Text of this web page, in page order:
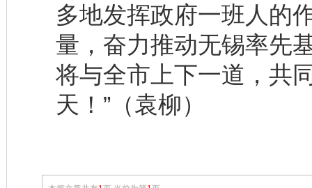
多地发挥政府一班人的
量，奋力推动无锡率先
将与全市上下一道，共
天！”（袁柳）